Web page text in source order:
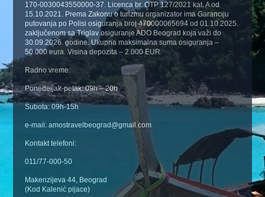
170-0030043550000-37. Licenca br. OTP 127/2021 kat. A od
15.10.2021. Prema Zakonu o turizmu organizator ima Garanciju
putovanja po Polisi osiguranja broj 470000065694 od 01.10.2025.
zaključenom sa Triglav osiguranje ADO Beograd koja važi do
30.09.2026. godine. Ukupna maksimalna suma osiguranja –
50.000 eura. Visina depozita – 2.000 EUR.
Radno vreme:
Ponedeljak-petak: 09h – 20h
Subota: 09h-15h
e-mail: amostravelbeograd@gmail.com
Kontakt telefoni:
011/77-000-50
Makenzijeva 44, Beograd
(Kod Kalenić pijace)